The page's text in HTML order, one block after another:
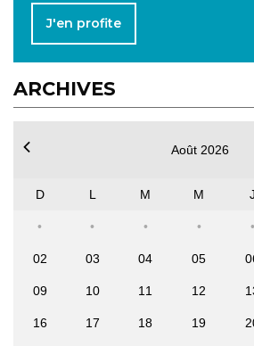
J'en profite
ARCHIVES
Août 2026
D L M M J
02 03 04 05
09 10 11 12
16 17 18 19